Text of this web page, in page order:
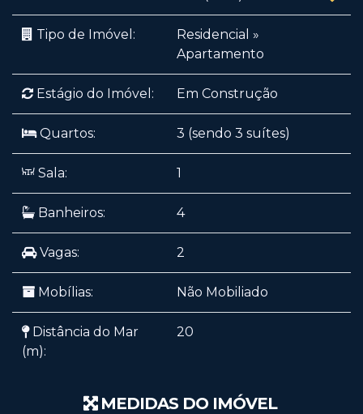
Tipo de Imóvel: Residencial »
Apartamento
Estágio do Imóvel: Em Construção
Quartos: 3 (sendo 3 suítes)
Sala: 1
Banheiros: 4
Vagas: 2
Mobílias: Não Mobiliado
Distância do Mar
(m):
20
MEDIDAS DO IMÓVEL